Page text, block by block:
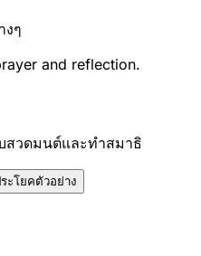
งๆ
and reflection.
สวดมนต์และทำสมาธิ
ะโยคตัวอย่าง